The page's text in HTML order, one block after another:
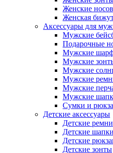
Женские
Женская
Аксессуары для
Мужские
Подарочные
Мужские
Мужские
Мужские
Мужские
Мужские
Мужские
Сумки и
Детские аксессуары
Детские ремни
Детские шапки
Детские
Детские зонты